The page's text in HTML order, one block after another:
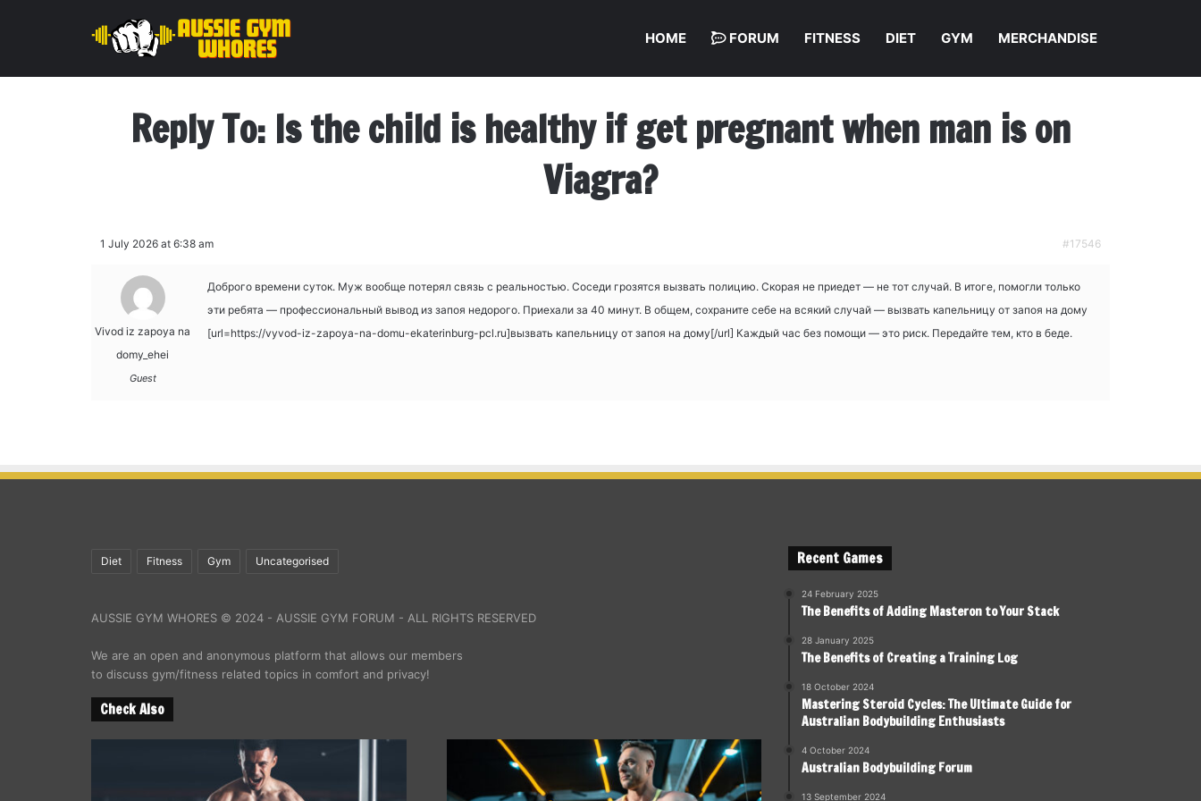
HOME FORUM FITNESS DIET GYM MERCHANDISE
Reply To: Is the child is healthy if get pregnant when man is on
Viagra?
1 July 2026 at 6:38 am #17546
Vivod iz zapoya na
domy_ehei
Guest
Доброго времени суток. Муж вообще потерял связь с реальностью. Соседи грозятся вызвать полицию. Скорая не приедет — не тот случай. В итоге, помогли только
эти ребята — профессиональный вывод из запоя недорого. Приехали за 40 минут. В общем, сохраните себе на всякий случай — вызвать капельницу от запоя на дому
[url=https://vyvod-iz-zapoya-na-domu-ekaterinburg-pcl.ru]вызвать капельницу от запоя на дому[/url] Каждый час без помощи — это риск. Передайте тем, кто в беде.
Diet Fitness Gym Uncategorised
AUSSIE GYM WHORES © 2024 - AUSSIE GYM FORUM - ALL RIGHTS RESERVED
We are an open and anonymous platform that allows our members
to discuss gym/fitness related topics in comfort and privacy!
Check Also
Recent Games
24 February 2025
The Benefits of Adding Masteron to Your Stack
28 January 2025
The Benefits of Creating a Training Log
18 October 2024
Mastering Steroid Cycles: The Ultimate Guide for
Australian Bodybuilding Enthusiasts
4 October 2024
Australian Bodybuilding Forum
13 September 2024